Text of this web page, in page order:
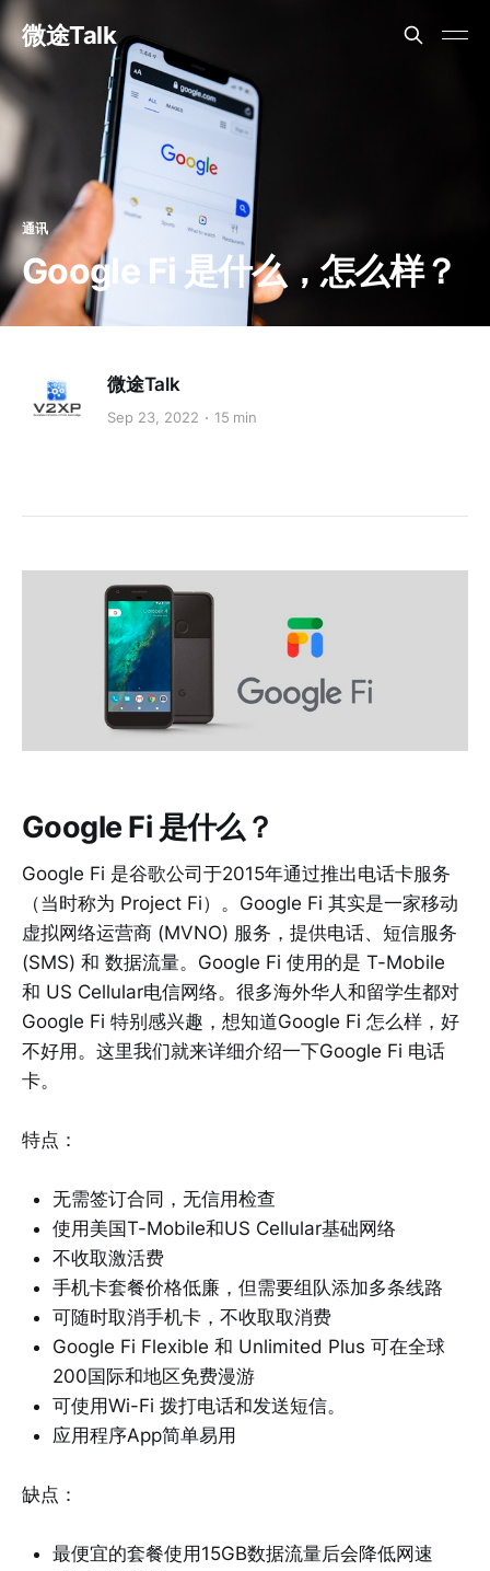
微途Talk
通讯
Google Fi 是什么，怎么样？
微途Talk
Sep 23, 2022 15 min
Google Fi 是什么？
Google Fi 是谷歌公司于2015年通过推出电话卡服务
（当时称为 Project Fi）。Google Fi 其实是一家移动
虚拟网络运营商 (MVNO) 服务，提供电话、短信服务
(SMS) 和 数据流量。Google Fi 使用的是 T-Mobile
和 US Cellular电信网络。很多海外华人和留学生都对
Google Fi 特别感兴趣，想知道Google Fi 怎么样，好
不好用。这里我们就来详细介绍一下Google Fi 电话
卡。
特点：
无需签订合同，无信用检查
使用美国T-Mobile和US Cellular基础网络
不收取激活费
手机卡套餐价格低廉，但需要组队添加多条线路
可随时取消手机卡，不收取取消费
Google Fi Flexible 和 Unlimited Plus 可在全球
200国际和地区免费漫游
可使用Wi-Fi 拨打电话和发送短信。
应用程序App简单易用
缺点：
最便宜的套餐使用15GB数据流量后会降低网速